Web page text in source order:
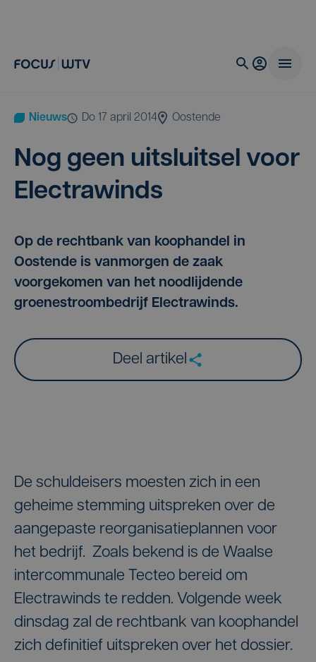
Nieuws do 17 april 2014 Oostende
Nog geen uit­sluit­sel voor
Electrawinds
Op de rechtbank van koophandel in
Oostende is vanmorgen de zaak
voorgekomen van het noodlijdende
groenestroombedrijf Electrawinds.
Deel artikel
De schuldeisers moesten zich in een
geheime stemming uitspreken over de
aangepaste reorganisatieplannen voor
het bedrijf. Zoals bekend is de Waalse
intercommunale Tecteo bereid om
Electrawinds te redden. Volgende week
dinsdag zal de rechtbank van koophandel
zich definitief uitspreken over het dossier.